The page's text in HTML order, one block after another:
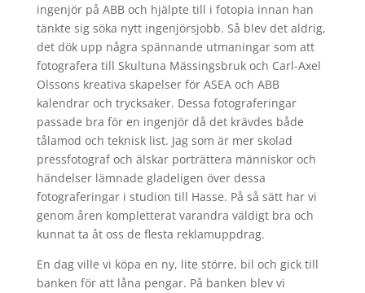
ingenjör på ABB och hjälpte till i fotopia innan han
tänkte sig söka nytt ingenjörsjobb. Så blev det aldrig,
det dök upp några spännande utmaningar som att
fotografera till Skultuna Mässingsbruk och Carl-Axel
Olssons kreativa skapelser för ASEA och ABB
kalendrar och trycksaker. Dessa fotograferingar
passade bra för en ingenjör då det krävdes både
tålamod och teknisk list. Jag som är mer skolad
pressfotograf och älskar porträttera människor och
händelser lämnade gladeligen över dessa
fotograferingar i studion till Hasse. På så sätt har vi
genom åren kompletterat varandra väldigt bra och
kunnat ta åt oss de flesta reklamuppdrag.
En dag ville vi köpa en ny, lite större, bil och gick till
banken för att låna pengar. På banken blev vi